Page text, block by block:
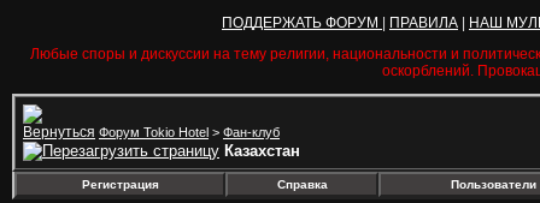
ПОДДЕРЖАТЬ ФОРУМ ПРАВИЛА
НАШ
Любые споры и дискуссии на тему религии, национальности и
оскорблений.
Форум Tokio Hotel > Фан-клуб
Казахстан
Регистрация Справка Пользователи